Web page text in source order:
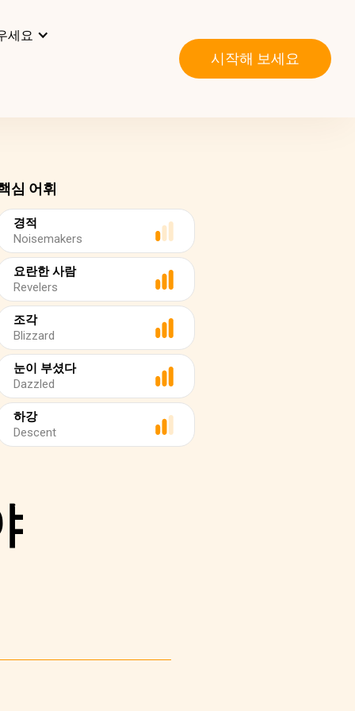
세요
시작해 보세요
심 어휘
경적
Noisemakers
요란한 사람
Revelers
조각
Blizzard
눈이 부셨다
Dazzled
하강
Descent